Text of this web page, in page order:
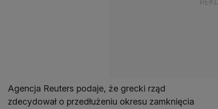
Agencja Reuters podaje, że grecki rząd
zdecydował o przedłużeniu okresu zamknięcia